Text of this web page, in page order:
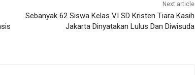
Next article
Sebanyak 62 Siswa Kelas VI SD Kristen Tiara Kasih
Jakarta Dinyatakan Lulus Dan Diwisuda